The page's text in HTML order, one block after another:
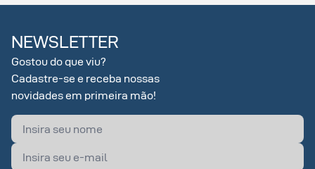
NEWSLETTER
Gostou do que viu?
Cadastre-se e receba nossas
novidades em primeira mão!